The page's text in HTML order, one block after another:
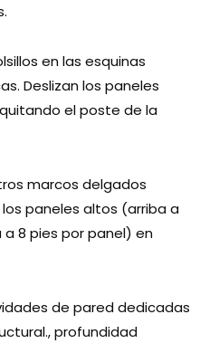
en las esquinas
Deslizan los paneles
el poste de la
marcos delgados
paneles altos (arriba a
a 8 pies por panel) en
de pared dedicadas
profundidad